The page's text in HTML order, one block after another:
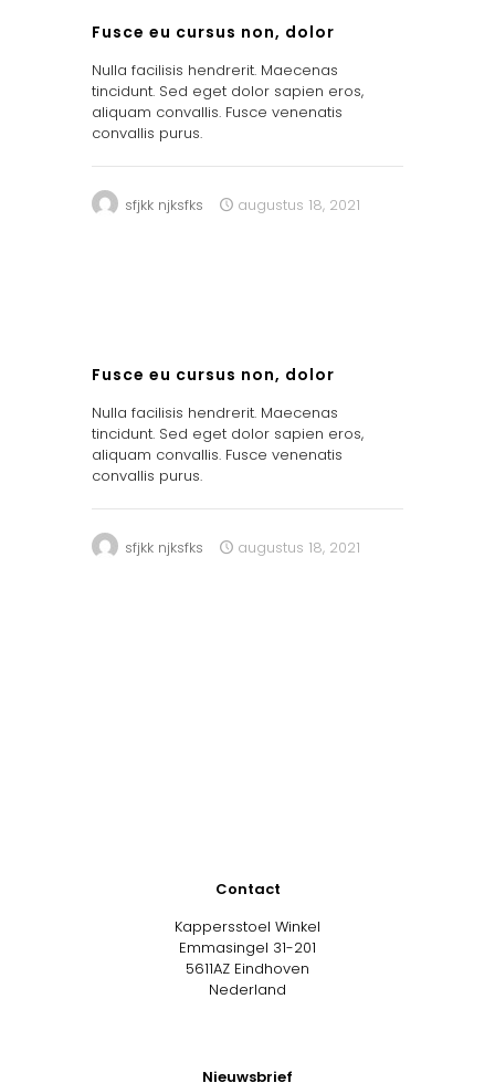
Fusce eu cursus non, dolor
Nulla facilisis hendrerit. Maecenas
tincidunt. Sed eget dolor sapien eros,
aliquam convallis. Fusce venenatis
convallis purus.
sfjkk njksfks augustus 18, 2021
Fusce eu cursus non, dolor
Nulla facilisis hendrerit. Maecenas
tincidunt. Sed eget dolor sapien eros,
aliquam convallis. Fusce venenatis
convallis purus.
sfjkk njksfks augustus 18, 2021
Contact
Kappersstoel Winkel
Emmasingel 31-201
5611AZ Eindhoven
Nederland
Nieuwsbrief